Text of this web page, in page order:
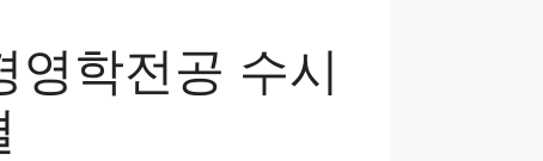
영학전공 수시